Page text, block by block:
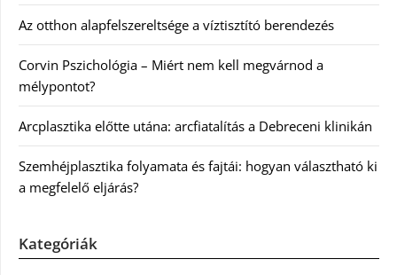
Az otthon alapfelszereltsége a víztisztító berendezés
Corvin Pszichológia – Miért nem kell megvárnod a
mélypontot?
Arcplasztika előtte utána: arcfiatalítás a Debreceni klinikán
Szemhéjplasztika folyamata és fajtái: hogyan választható ki
a megfelelő eljárás?
Kategóriák